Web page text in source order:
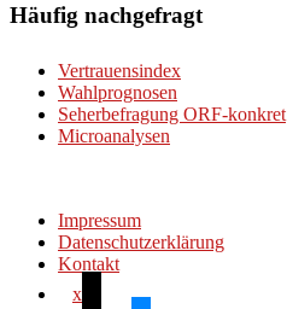
Häufig nachgefragt
Vertrauensindex
Wahlprognosen
Seherbefragung ORF-konkret
Microanalysen
Impressum
Datenschutzerklärung
Kontakt
x